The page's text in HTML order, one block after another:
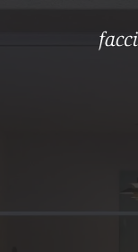
com um
Whatsapp: (11)